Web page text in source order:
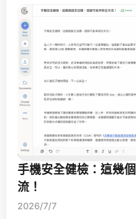
手機安全健檢：這幾
流！
2026/7/7